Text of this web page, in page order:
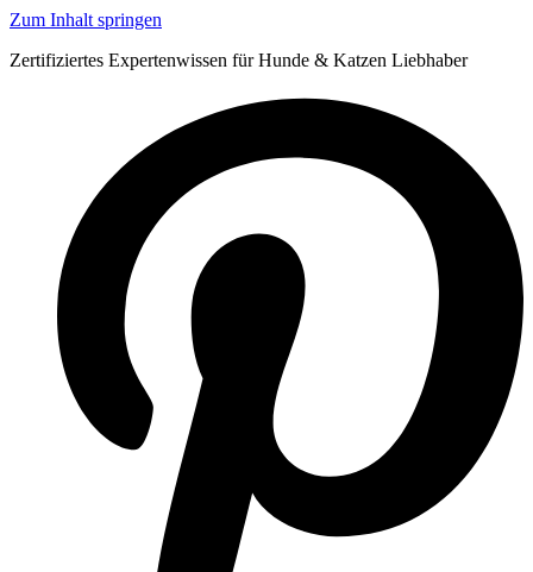
Zum Inhalt springen
Zertifiziertes Expertenwissen für Hunde & Katzen Liebhaber